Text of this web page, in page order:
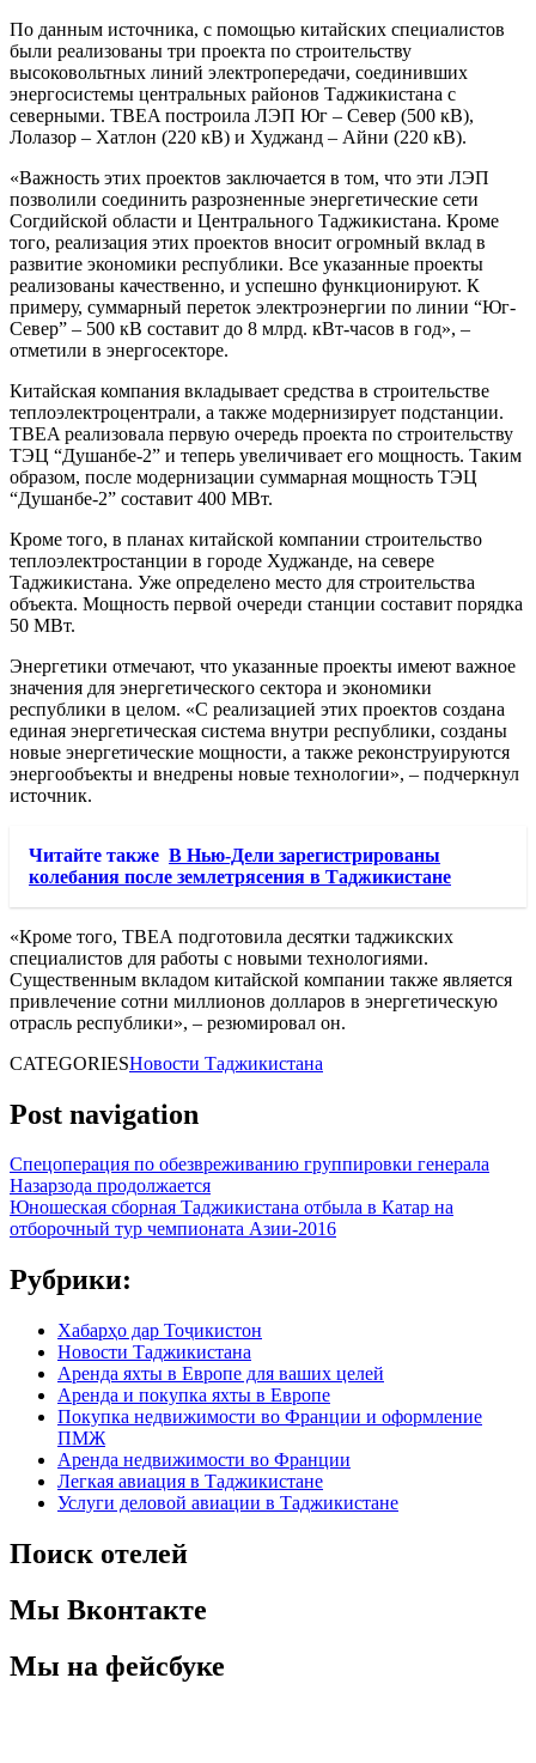
По данным источника, с помощью китайских специалистов
были реализованы три проекта по строительству
высоковольтных линий электропередачи, соединивших
энергосистемы центральных районов Таджикистана с
северными. TBEA построила ЛЭП Юг – Север (500 кВ),
Лолазор – Хатлон (220 кВ) и Худжанд – Айни (220 кВ).
«Важность этих проектов заключается в том, что эти ЛЭП
позволили соединить разрозненные энергетические сети
Согдийской области и Центрального Таджикистана. Кроме
того, реализация этих проектов вносит огромный вклад в
развитие экономики республики. Все указанные проекты
реализованы качественно, и успешно функционируют. К
примеру, суммарный переток электроэнергии по линии “Юг-
Север” – 500 кВ составит до 8 млрд. кВт-часов в год», –
отметили в энергосекторе.
Китайская компания вкладывает средства в строительстве
теплоэлектроцентрали, а также модернизирует подстанции.
TBEA реализовала первую очередь проекта по строительству
ТЭЦ “Душанбе-2” и теперь увеличивает его мощность. Таким
образом, после модернизации суммарная мощность ТЭЦ
“Душанбе-2” составит 400 МВт.
Кроме того, в планах китайской компании строительство
теплоэлектростанции в городе Худжанде, на севере
Таджикистана. Уже определено место для строительства
объекта. Мощность первой очереди станции составит порядка
50 МВт.
Энергетики отмечают, что указанные проекты имеют важное
значения для энергетического сектора и экономики
республики в целом. «С реализацией этих проектов создана
единая энергетическая система внутри республики, созданы
новые энергетические мощности, а также реконструируются
энергообъекты и внедрены новые технологии», – подчеркнул
источник.
Читайте также В Нью-Дели зарегистрированы
колебания после землетрясения в Таджикистане
«Кроме того, ТВЕА подготовила десятки таджикских
специалистов для работы с новыми технологиями.
Существенным вкладом китайской компании также является
привлечение сотни миллионов долларов в энергетическую
отрасль республики», – резюмировал он.
CATEGORIESНовости Таджикистана
Post navigation
Спецоперация по обезвреживанию группировки генерала
Назарзода продолжается
Юношеская сборная Таджикистана отбыла в Катар на
отборочный тур чемпионата Азии-2016
Рубрики:
Хабарҳо дар Тоҷикистон
Новости Таджикистана
Аренда яхты в Европе для ваших целей
Аренда и покупка яхты в Европе
Покупка недвижимости во Франции и оформление
ПМЖ
Аренда недвижимости во Франции
Легкая авиация в Таджикистане
Услуги деловой авиации в Таджикистане
Поиск отелей
Мы Вконтакте
Мы на фейсбуке